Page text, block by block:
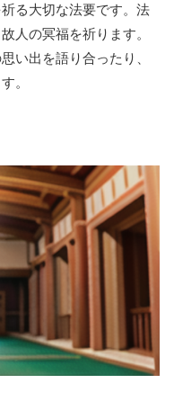
る大切な法要です。法
人の冥福を祈ります。
い出を語り合ったり、
。